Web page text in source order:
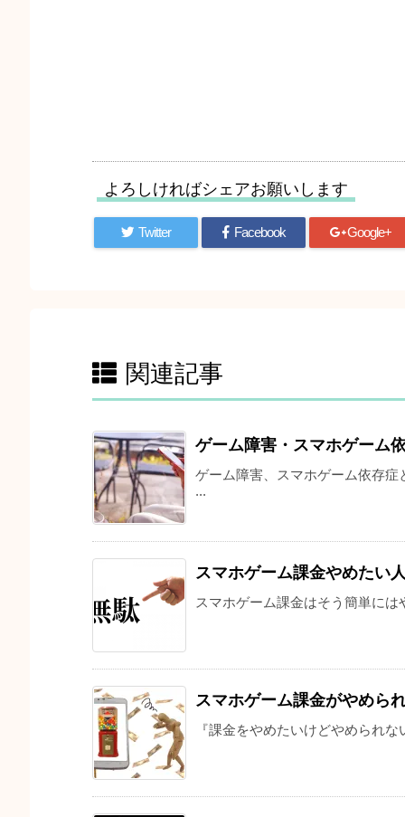
よろしければシェアお願いします
Twitter Facebook Google+
関連記事
ゲーム障害・スマホゲーム
ゲーム障害、スマホゲーム依存
...
スマホゲーム課金やめたい
スマホゲーム課金はそう簡単に
スマホゲーム課金がやめら
『課金をやめたいけどやめられ